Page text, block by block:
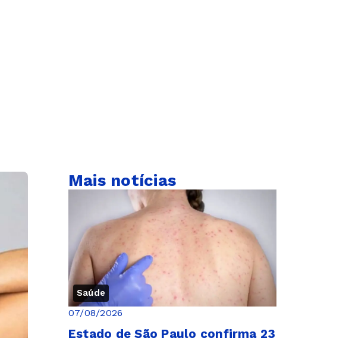
Mais notícias
Saúde
07/08/2026
Estado de São Paulo confirma 23